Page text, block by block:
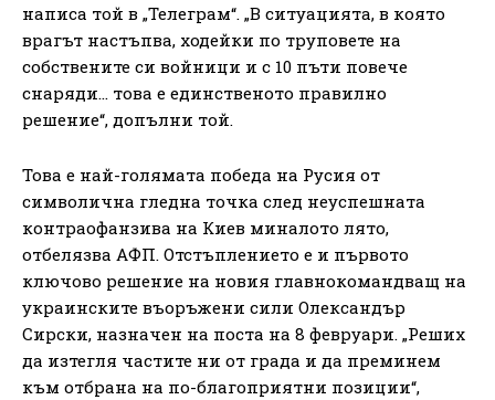
написа той в „Телеграм“. „В ситуацията, в която
врагът настъпва, ходейки по труповете на
собствените си войници и с 10 пъти повече
снаряди… това е единственото правилно
решение“, допълни той.
Това е най-голямата победа на Русия от
символична гледна точка след неуспешната
контраофанзива на Киев миналото лято,
отбелязва АФП. Отстъплението е и първото
ключово решение на новия главнокомандващ на
украинските въоръжени сили Олександър
Сирски, назначен на поста на 8 февруари. „Реших
да изтегля частите ни от града и да преминем
към отбрана на по-благоприятни позиции“,